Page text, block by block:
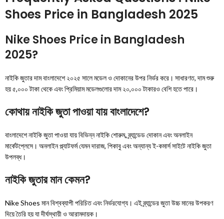
Shoes Price in Bangladesh 2025
Nike Shoes Price in Bangladesh
2025?
নাইকি জুতার দাম বাংলাদেশে ২০২৫ সালে মডেল ও দোকানের উপর নির্ভর করে। সাধারণত, দাম শুরু
হয় ৫,০০০ টাকা থেকে এবং প্রিমিয়াম মডেলগুলোর দাম ২০,০০০ টাকারও বেশি হতে পারে।
কোথায় নাইকি জুতা পাওয়া যায় বাংলাদেশে?
বাংলাদেশে নাইকি জুতা পাওয়া যায় বিভিন্ন নাইকি শোরুম, ব্র্যান্ডেড দোকান এবং অনলাইন
মার্কেটপ্লেসে। অনলাইন প্ল্যাটফর্ম যেমন দারাজ, পিকাবু এবং অন্যান্য ই-কমার্স সাইটে নাইকি জুতা
উপলব্ধ।
নাইকি জুতার মান কেমন?
Nike Shoes মান বিশ্বব্যাপী পরিচিত এবং নির্ভরযোগ্য। এই ব্র্যান্ডের জুতা উচ্চ মানের উপকরণ
দিয়ে তৈরি হয় যা দীর্ঘস্থায়ী ও আরামদায়ক।